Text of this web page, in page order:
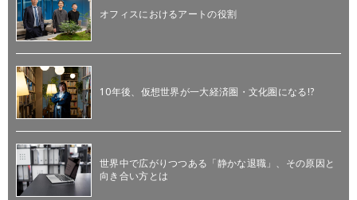
オフィスにおけるアートの役割
10年後、仮想世界が一大経済圏・文化圏になる!?
世界中で広がりつつある「静かな退職」、その原因と
向き合い方とは